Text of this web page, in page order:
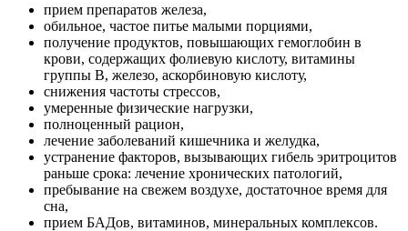
прием препаратов железа,
обильное, частое питье малыми порциями,
получение продуктов, повышающих гемоглобин в
крови, содержащих фолиевую кислоту, витамины
группы В, железо, аскорбиновую кислоту,
снижения частоты стрессов,
умеренные физические нагрузки,
полноценный рацион,
лечение заболеваний кишечника и желудка,
устранение факторов, вызывающих гибель эритроцитов
раньше срока: лечение хронических патологий,
пребывание на свежем воздухе, достаточное время для
сна,
прием БАДов, витаминов, минеральных комплексов.